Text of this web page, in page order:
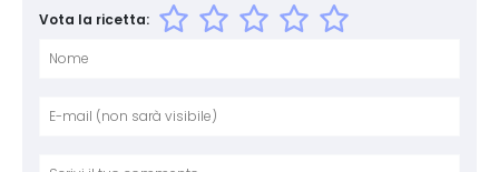
Vota la ricetta: